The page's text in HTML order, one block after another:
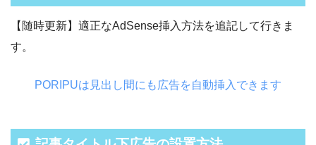
【随時更新】適正なAdSense挿入方法を追記して行きま
す。
PORIPUは見出し間にも広告を自動挿入できます